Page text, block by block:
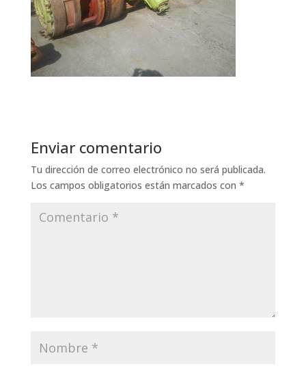
Enviar comentario
Tu dirección de correo electrónico no será publicada.
Los campos obligatorios están marcados con *